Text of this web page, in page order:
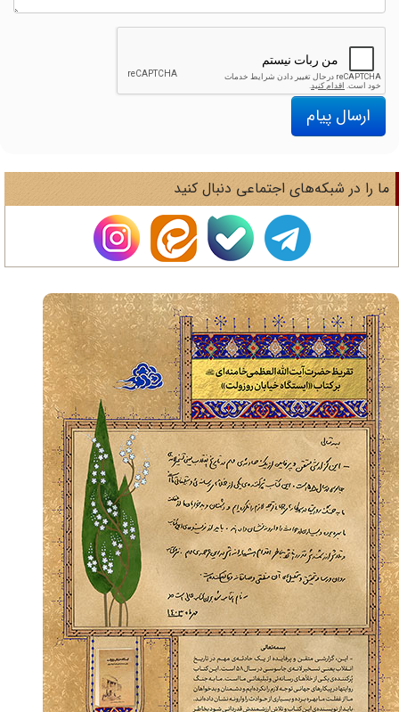
ارسال پیام
را در شبکه‌های اجتماعی دنبال کنید